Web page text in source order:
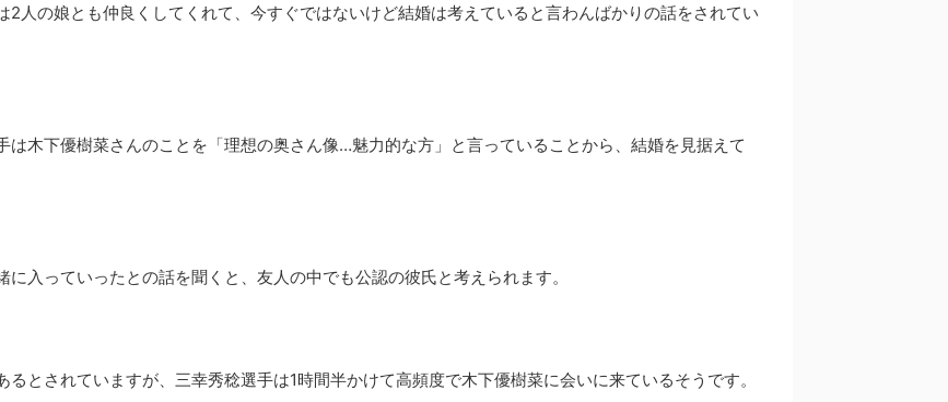
人の娘とも仲良くしてくれて、今すぐではないけど結婚は考えていると言わんばかりの話をされてい
は木下優樹菜さんのことを「理想の奥さん像…魅力的な方」と言っていることから、結婚を見据えて
入っていったとの話を聞くと、友人の中でも公認の彼氏と考えられます。
とされていますが、三幸秀稔選手は1時間半かけて高頻度で木下優樹菜に会いに来ているそうです。